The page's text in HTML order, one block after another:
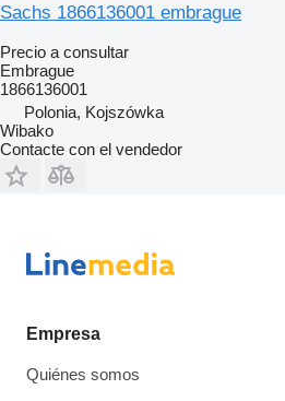
Sachs 1866136001 embrague
Precio a consultar
Embrague
1866136001
Polonia, Kojszówka
Wibako
Contacte con el vendedor
Empresa
Quiénes somos